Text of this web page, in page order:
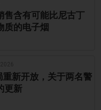
售含有可能比尼古丁
质的电子烟
新开放，关于两名警
更新